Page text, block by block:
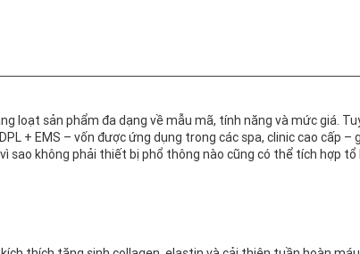
sản phẩm đa dạng về mẫu mã, tính năng và mức giá.
+ EMS – vốn được ứng dụng trong các spa, clinic cao cấp
sao không phải thiết bị phổ thông nào cũng có thể tích hợp tổ